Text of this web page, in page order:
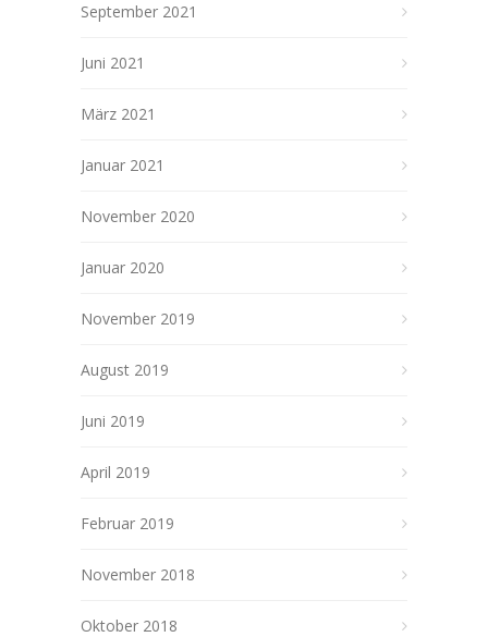
September 2021
Juni 2021
März 2021
Januar 2021
November 2020
Januar 2020
November 2019
August 2019
Juni 2019
April 2019
Februar 2019
November 2018
Oktober 2018